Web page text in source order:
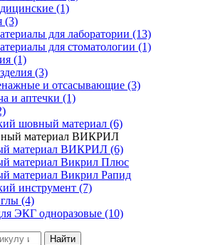
(1)
(3)
для лаборатории (13)
для стоматологии (1)
(1)
(3)
и отсасывающие (3)
и аптечки (1)
шовный материал (6)
материал ВИКРИЛ (6)
материал Викрил Плюс
материал Викрил Рапид
инструмент (7)
(4)
ЭКГ одноразовые (10)
Найти